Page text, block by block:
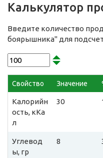
Калькулятор
Введите количество
боярышника" для
Свойство Значение
Калорийн
ость, кКа
л
30
Углевод
ы, гр
8